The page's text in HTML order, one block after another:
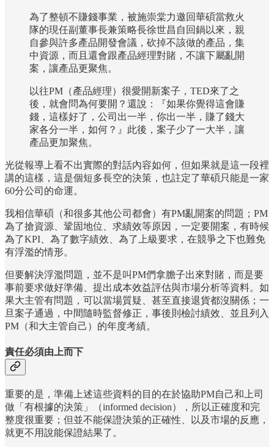
為了整頓不賺錢事業，被施崇棠力邀回華碩當救火
隊的現任副董事長兼策略長徐世昌自回鍋以來，親
自參與許多產品開發會議，砍掉不該做的產品，集
中資源，而且還會跟產品經理對賭，不讓下屬亂開
案，讓產品更聚焦。
以往PM（產品經理）很愛開新案子，TED來了之
後，就會問為何要開？還說：『如果你覺得這會賺
錢，這樣好了，公司出一半，你出一半，賺了錢大
家各分一半，如何？』此後，案子少了一大半，讓
產品更加聚焦。
光從報導上看不出實際的對話內容如何，但如果就是這一段裡
講的這樣，這是個短多長空的決策，也註定了華碩只能是一家
60分公司的命運。
我相信華碩（和很多其他公司都會）有PM亂開案的問題；PM
為了搶資源、鞏固地位、求績效等原因，一定要開案，有時候
為了KPI、為了數字績效、為了上級要求，在競爭之下也難免
有浮濫的情形。
但要解決浮濫問題，並不是叫PM們拿膽子出來對賭，而是要
事前要求做好準備、提出成本效益評估與市場分析等資料。如
果大主管有問題，可以當場質疑、甚至直接退貨都沒關係；一
旦案子通過，中間隨時監督修正，事後則檢討績效、並且列入
PM（和大主管自己）的年度考績。
責任必須由上而下
重要的是，準備上述這些資料的目的在於協助PM自己和上司
做「有根據的決策」（informed decision），所以正確度和完
整度很重要；但並不能保證決策的正確性、以及市場的反應，
就更不用說能保證結果了。